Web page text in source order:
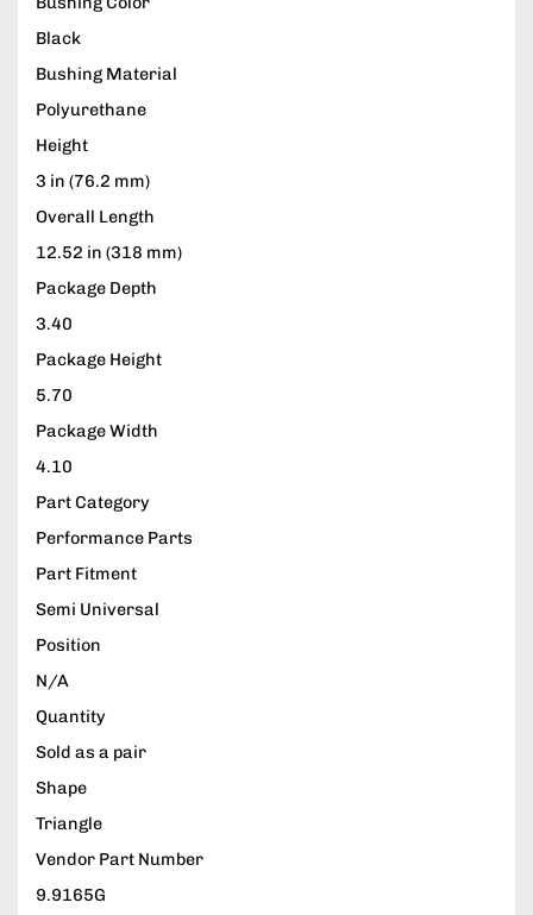
Black
Bushing Material
Polyurethane
Height
3 in (76.2 mm)
Overall Length
12.52 in (318 mm)
Package Depth
3.40
Package Height
5.70
Package Width
4.10
Part Category
Performance Parts
Part Fitment
Semi Universal
Position
N/A
Quantity
Sold as a pair
Shape
Triangle
Vendor Part Number
9.9165G